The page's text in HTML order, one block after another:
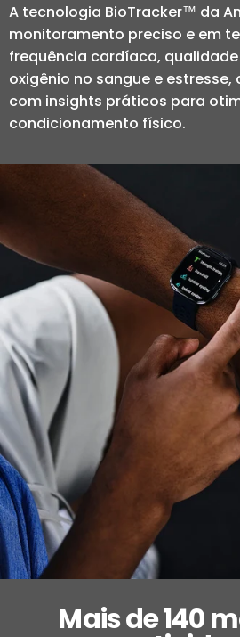
A tecnologia BioTracker™ da
monitoramento preciso e em
frequência cardíaca,
oxigênio no sangue e
com insights práticos para
condicionamento físico.
Mais de 140